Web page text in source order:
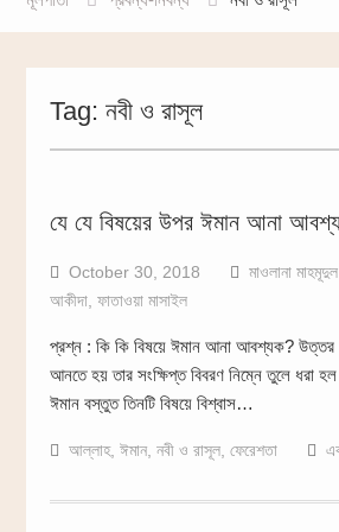
Tag: নবী ও রাসূল
যে যে বিষয়ের উপর ঈমান আনা
October 30, 2018 মাওলানা
আকীদা, ফাতাওয়া মাসাইল
প্রশ্ন : কি কি বিষয়ে ঈমান আনা আবশ্যক? উত্তর :
আনতে হয় তার সংক্ষিপ্ত বিবরণ নিম্নে তুলে ধরা
ঈমান বস্তুত তিনটি বিষয়ে বিশ্বাস…
আল্লাহ, ঈমান, নবী ও রাসূল, ফেরেশতা